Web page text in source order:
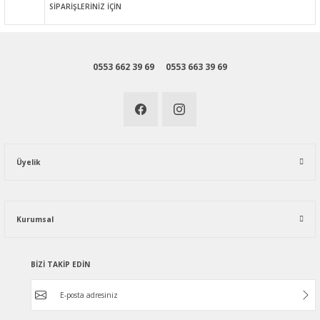
SİPARİŞLERİNİZ İÇİN
0553 662 39 69 0553 663 39 69
Üyelik
Kurumsal
BİZİ TAKİP EDİN